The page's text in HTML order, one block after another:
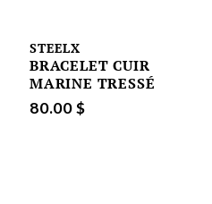
STEELX
BRACELET CUIR
MARINE TRESSÉ
80.00 $